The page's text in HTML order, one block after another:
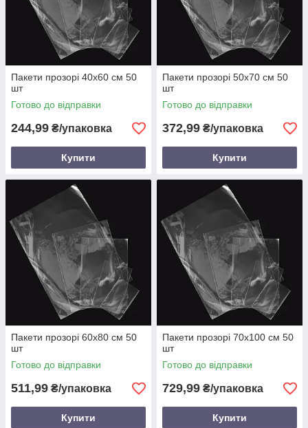
Пакети прозорі 40х60 см 50
шт
Готово до відправки
244,99 ₴/упаковка
Купити
Пакети прозорі 50х70 см 50
шт
Готово до відправки
372,99 ₴/упаковка
Купити
Пакети прозорі 60х80 см 50
шт
Готово до відправки
511,99 ₴/упаковка
Купити
Пакети прозорі 70х100 см 50
шт
Готово до відправки
729,99 ₴/упаковка
Купити